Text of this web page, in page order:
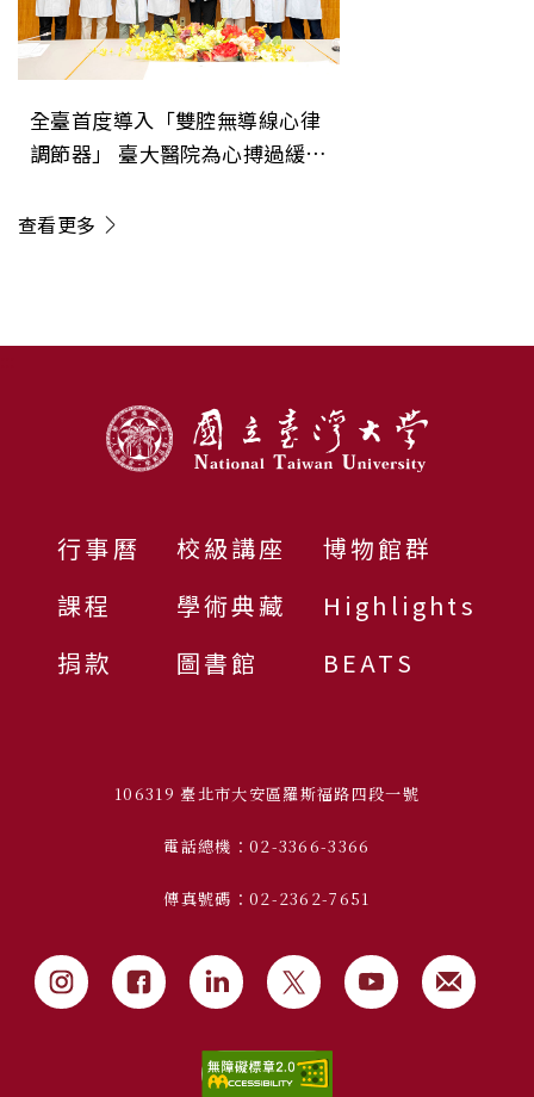
全臺首度導入「雙腔無導線心律
調節器」 臺大醫院為心搏過緩病
查看更多
行事曆
課程
捐款
校級講座
學術典藏
圖書館
博物館群
Highlights
BEATS
106319 臺北市大安區羅斯福路四段一號
電話總機：02-3366-3366
傳真號碼：02-2362-7651